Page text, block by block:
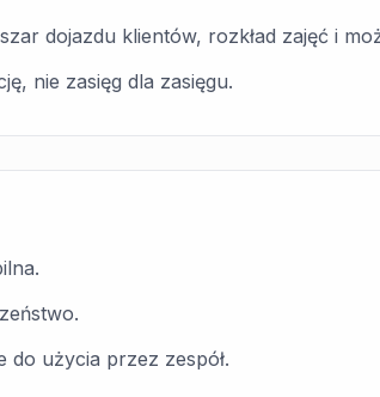
dojazdu klientów, rozkład zajęć i
nie zasięg dla zasięgu.
do użycia przez zespół.